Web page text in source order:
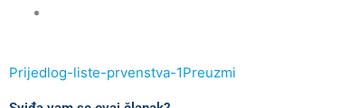
Prijedlog-liste-prvenstva-1Preuzmi